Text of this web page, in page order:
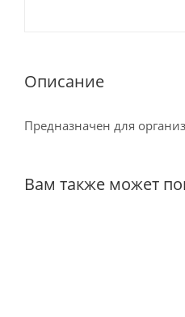
Описание
Предназначен для
Вам также может